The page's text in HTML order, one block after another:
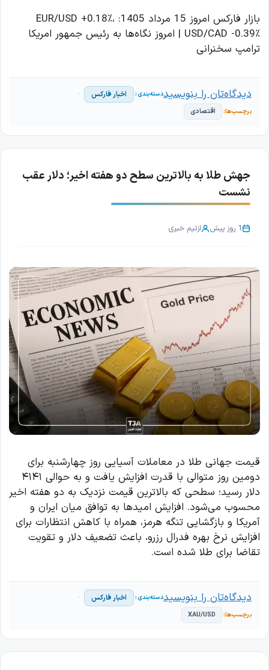
بازار فارکس امروز 15 مرداد 1405: EUR/USD +0.18٪،
USD/CAD -0.39٪ | امروز نگاه‌ها به رئیس جمهور امریکا
ترامپ سخنرانی
اخبار فارکس
اقتصادی
دیدگاه‌تان را بنویسید
جهش طلا به بالاترین سطح دو هفته اخیر؛ دلار عقب
نشست
1 روز پیش ازتیم خبری
قیمت جهانی طلا در معاملات آسیایی روز چهارشنبه برای
دومین روز متوالی با قدرت افزایش یافت و به حوالی ۴۱۴۱
دلار رسید؛ سطحی که بالاترین قیمت نزدیک به دو هفته اخیر
محسوب می‌شود. افزایش امیدها به توافق میان ایران و
آمریکا و بازگشایی تنگه هرمز، همراه با کاهش انتظارات برای
افزایش نرخ بهره فدرال رزرو، باعث تضعیف دلار و تقویت
تقاضا برای طلا شده است.
اخبار فارکس
XAU/USD
دیدگاه‌تان را بنویسید